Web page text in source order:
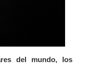
del mundo, los